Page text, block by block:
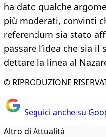
ha dato qualche
più moderati, convinti
referendum sia stato
passare l’idea che sia
dettare la linea al
© RIPRODUZIONE
Seguici anche su
Altro di Attualità